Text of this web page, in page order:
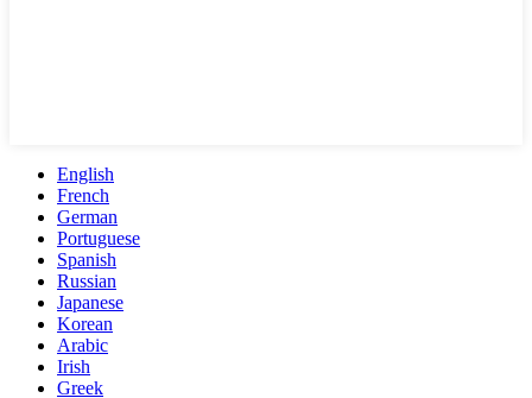
English
French
German
Portuguese
Spanish
Russian
Japanese
Korean
Arabic
Irish
Greek